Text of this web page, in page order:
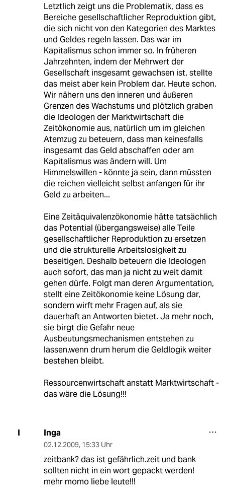
Letztlich zeigt uns die Problematik, dass es
Bereiche gesellschaftlicher Reproduktion gibt,
die sich nicht von den Kategorien des Marktes
und Geldes regeln lassen. Das war im
Kapitalismus schon immer so. In früheren
Jahrzehnten, indem der Mehrwert der
Gesellschaft insgesamt gewachsen ist, stellte
das meist aber kein Problem dar. Heute schon.
Wir nähern uns den inneren und äußeren
Grenzen des Wachstums und plötzlich graben
die Ideologen der Marktwirtschaft die
Zeitökonomie aus, natürlich um im gleichen
Atemzug zu beteuern, dass man keinesfalls
insgesamt das Geld abschaffen oder am
Kapitalismus was ändern will. Um
Himmelswillen - könnte ja sein, dann müssten
die reichen vielleicht selbst anfangen für ihr
Geld zu arbeiten...
Eine Zeitäquivalenzökonomie hätte tatsächlich
das Potential (übergangsweise) alle Teile
gesellschaftlicher Reproduktion zu ersetzen
und die strukturelle Arbeitslosigkeit zu
beseitigen. Deshalb beteuern die Ideologen
auch sofort, das man ja nicht zu weit damit
gehen dürfe. Folgt man deren Argumentation,
stellt eine Zeitökonomie keine Lösung dar,
sondern wirft mehr Fragen auf, als sie
dauerhaft an Antworten bietet. Ja mehr noch,
sie birgt die Gefahr neue
Ausbeutungsmechanismen entstehen zu
lassen,wenn drum herum die Geldlogik weiter
bestehen bleibt.
Ressourcenwirtschaft anstatt Marktwirtschaft -
das wäre die Lösung!!!
I Inga
02.12.2009, 15:33 Uhr
zeitbank? das ist gefährlich.zeit und bank
sollten nicht in ein wort gepackt werden!
mehr momo liebe leute!!!